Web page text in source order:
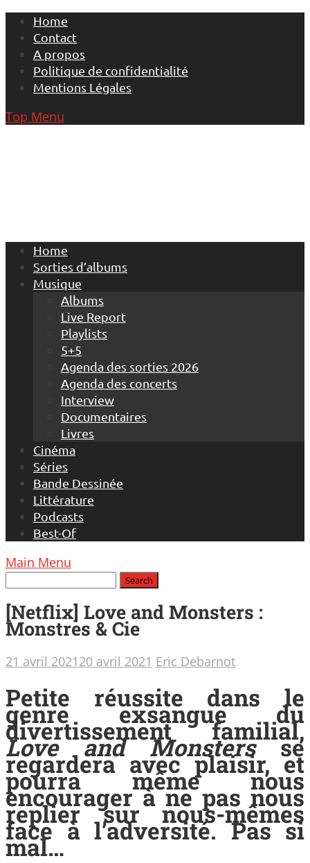
Skip
content
Home
Contact
A propos
Politique de confidentialité
Mentions Légales
Top Menu
Home
Sorties d’albums
Musique
Albums
Live Report
Playlists
5+5
Agenda des sorties 2026
Agenda des concerts
Interview
Documentaires
Livres
Cinéma
Séries
Bande Dessinée
Littérature
Podcasts
Best-Of
Main Menu
[Netflix] Love and Monsters :
Monstres & Cie
21 avril 202120 avril 2021 Eric Debarnot
Petite réussite dans le
genre exsangue du
divertissement familial,
Love and Monstersse
regardera avec plaisir, et
pourra même nous
encourager à ne pas nous
replier sur nous-mêmes
face à l’adversité. Pas si
mal…